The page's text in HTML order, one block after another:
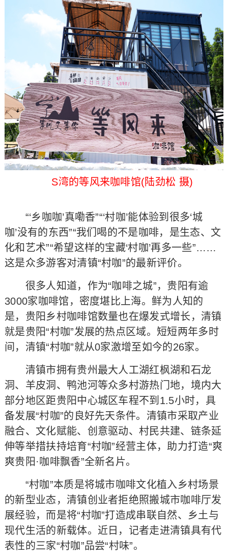
S湾的等风来咖啡馆(陆劲松 摄)
“‘乡咖咖’真嘞香”“‘村咖’能体验到很多‘城
咖’没有的东西”“我们喝的不是咖啡，是生态、文
化和艺术”“希望这样的宝藏‘村咖’再多一些”……
这是众多游客对清镇“村咖”的最新评价。
很多人知道，作为“咖啡之城”，贵阳有逾
3000家咖啡馆，密度堪比上海。鲜为人知的
是，贵阳乡村咖啡馆数量也在爆发式增长，清镇
就是贵阳“村咖”发展的热点区域。短短两年多时
间，清镇“村咖”就从0家激增至如今的26家。
清镇市拥有贵州最大人工湖红枫湖和石龙
洞、羊皮洞、鸭池河等众多村游热门地，境内大
部分地区距贵阳中心城区车程不到1.5小时，具
备发展“村咖”的良好先天条件。清镇市采取产业
融合、文化赋能、创意驱动、村民共建、链条延
伸等举措扶持培育“村咖”经营主体，助力打造“爽
爽贵阳·咖啡飘香”全新名片。
“村咖”本质是将城市咖啡文化植入乡村场景
的新型业态，清镇创业者拒绝照搬城市咖啡厅发
展经验，而是将“村咖”打造成串联自然、乡土与
现代生活的新载体。近日，记者走进清镇具有代
表性的三家“村咖”品尝“村味”。